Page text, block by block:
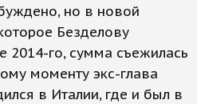
но в новой
Безделову
2014-го, сумма съежилась
моменту экс-глава
в Италии, где и был в